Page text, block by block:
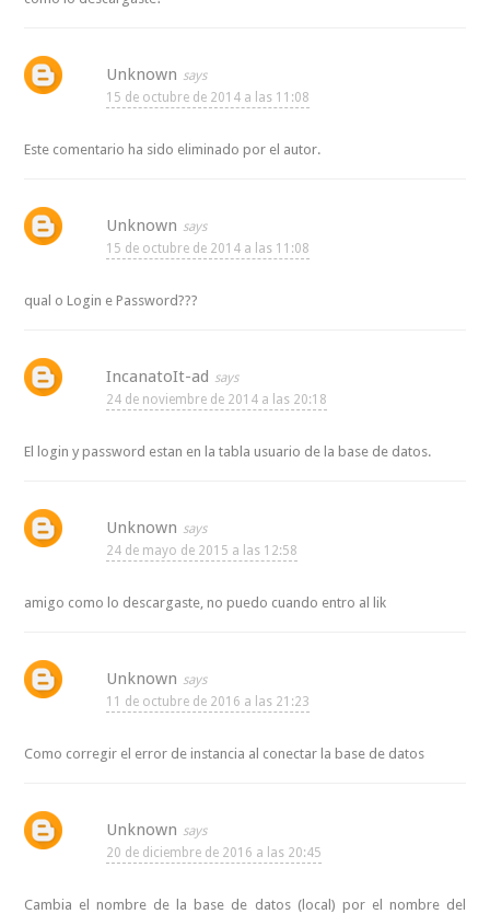
Unknown
15 de octubre de 2014 a las 11:08
Este comentario ha sido eliminado por el autor.
Unknown
15 de octubre de 2014 a las 11:08
qual o Login e Password???
IncanatoIt-ad
24 de noviembre de 2014 a las 20:18
El login y password estan en la tabla usuario de la base de datos.
Unknown
24 de mayo de 2015 a las 12:58
amigo como lo descargaste, no puedo cuando entro al lik
Unknown
11 de octubre de 2016 a las 21:23
Como corregir el error de instancia al conectar la base de datos
Unknown
20 de diciembre de 2016 a las 20:45
Cambia el nombre de la base de datos (local) por el nombre del